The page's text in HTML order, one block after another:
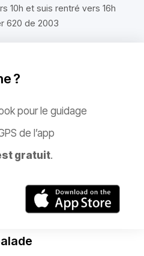
10h et suis rentré vers 16h
620 de 2003
?
pour le guidage
de l’app
gratuit.